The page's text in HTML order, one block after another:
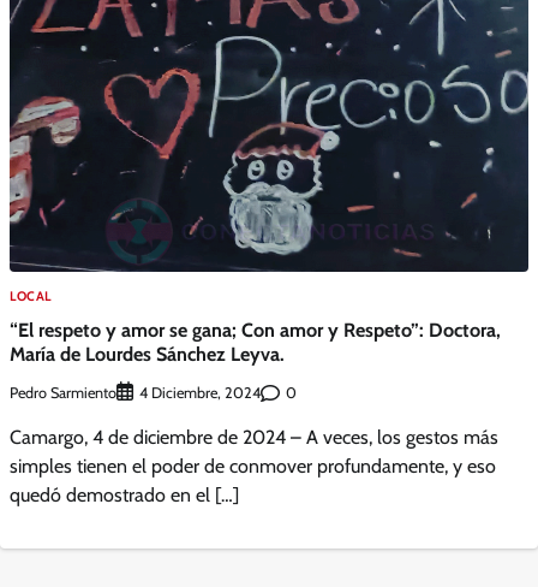
LOCAL
“El respeto y amor se gana; Con amor y Respeto”: Doctora,
María de Lourdes Sánchez Leyva.
Pedro Sarmiento 4 Diciembre, 2024 0
Camargo, 4 de diciembre de 2024 – A veces, los gestos más
simples tienen el poder de conmover profundamente, y eso
quedó demostrado en el […]